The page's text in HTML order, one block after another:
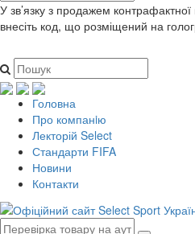
У зв’язку з продажем
внесіть код, що розміщений на
Головна
Про компанiю
Лекторій Select
Стандарти FIFA
Новини
Контакти